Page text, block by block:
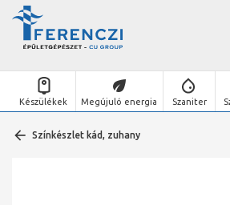
Készülékek Megújuló energia Szaniter
Színkészlet kád, zuhany